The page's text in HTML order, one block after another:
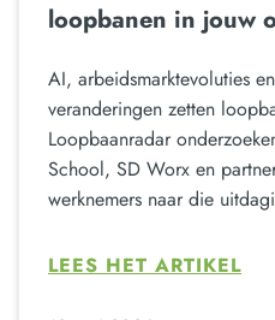
loopbanen in jouw
AI, arbeidsmarktevoluties
veranderingen zetten
Loopbaanradar
School, SD Worx en
werknemers naar die
LEES HET ARTIKEL